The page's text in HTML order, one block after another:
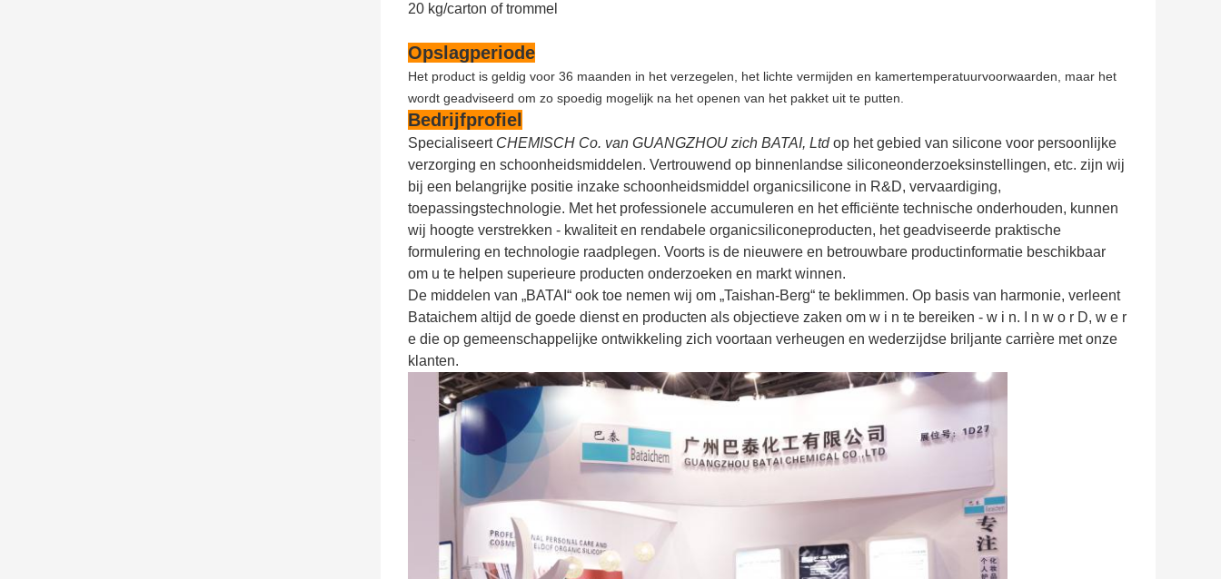
20 kg/carton of trommel
Opslagperiode
Het product is geldig voor 36 maanden in het verzegelen, het lichte vermijden en kamertemperatuurvoorwaarden, maar het
wordt geadviseerd om zo spoedig mogelijk na het openen van het pakket uit te putten.
Bedrijfprofiel
Specialiseert CHEMISCH Co. van GUANGZHOU zich BATAI, Ltdop het gebied van silicone voor persoonlijke
verzorging en schoonheidsmiddelen. Vertrouwend op binnenlandse siliconeonderzoeksinstellingen, etc. zijn wij
bij een belangrijke positie inzake schoonheidsmiddel organicsilicone in R&D, vervaardiging,
toepassingstechnologie. Met het professionele accumuleren en het efficiënte technische onderhouden, kunnen
wij hoogte verstrekken - kwaliteit en rendabele organicsiliconeproducten, het geadviseerde praktische
formulering en technologie raadplegen. Voorts is de nieuwere en betrouwbare productinformatie beschikbaar
om u te helpen superieure producten onderzoeken en markt winnen.
De middelen van „BATAI“ ook toe nemen wij om „Taishan-Berg“ te beklimmen. Op basis van harmonie, verleent
Bataichem altijd de goede dienst en producten als objectieve zaken om w i n te bereiken - w i n. I n w o r D, w e r
e die op gemeenschappelijke ontwikkeling zich voortaan verheugen en wederzijdse briljante carrière met onze
klanten.